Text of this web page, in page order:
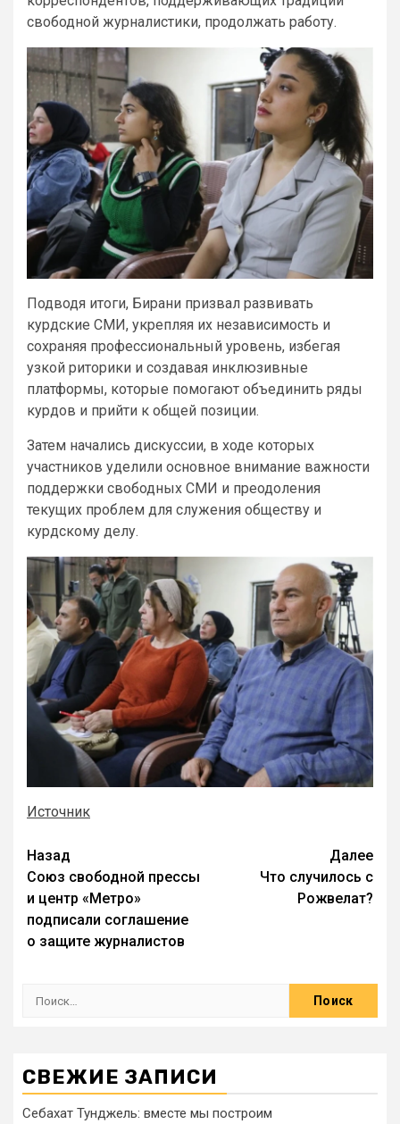
свободной журналистики, продолжать работу.
Подводя итоги, Бирани призвал развивать
курдские СМИ, укрепляя их независимость и
сохраняя профессиональный уровень, избегая
узкой риторики и создавая инклюзивные
платформы, которые помогают объединить ряды
курдов и прийти к общей позиции.
Затем начались дискуссии, в ходе которых
участников уделили основное внимание важности
поддержки свободных СМИ и преодоления
текущих проблем для служения обществу и
курдскому делу.
Источник
Назад
Союз свободной прессы
и центр «Метро»
подписали соглашение
о защите журналистов
Далее
Что случилось с
Рожвелат?
СВЕЖИЕ ЗАПИСИ
Себахат Тунджель: вместе мы построим